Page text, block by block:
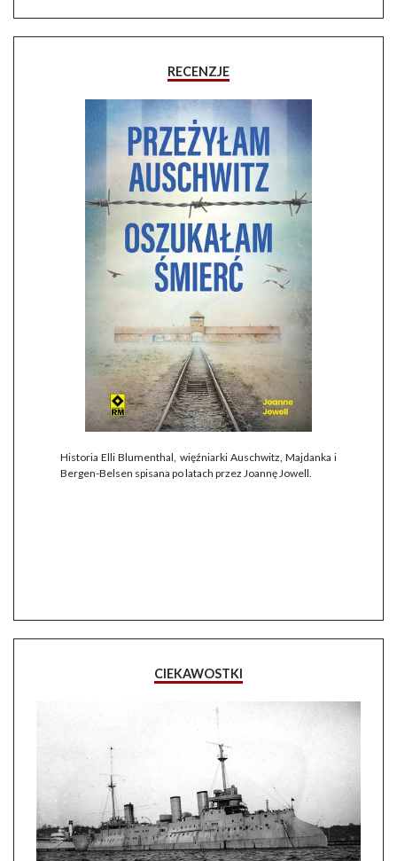
RECENZJE
Historia Elli Blumenthal, więźniarki Auschwitz, Majdanka i
Bergen-Belsen spisana po latach przez Joannę Jowell.
CIEKAWOSTKI